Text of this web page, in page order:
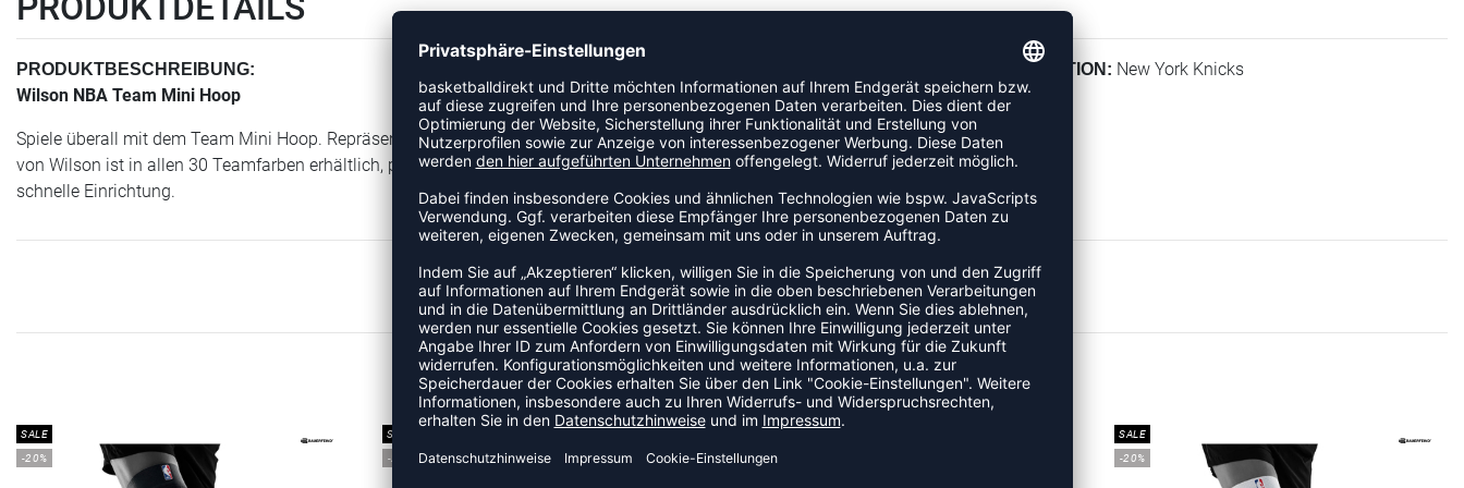
PRODUKTBESCHREIBUNG:
Wilson NBA Team Mini Hoop
Spiele überall mit dem Team Mini Hoop. Repräsentiere deine Mannschaft mit dem Team-Farbspritzer-Stil. Dieses Miniboard
von Wilson ist in allen 30 Teamfarben erhältlich, passt über deine Türöffnung und lässt sich leicht montieren für eine
schnelle Einrichtung.
KOLLEKTION: New York Knicks
ZULETZT ANGESEHEN
MEHR AUS DER KATEGORIE NBA
SALE
-20%
SALE
-20%
SALE
-20%